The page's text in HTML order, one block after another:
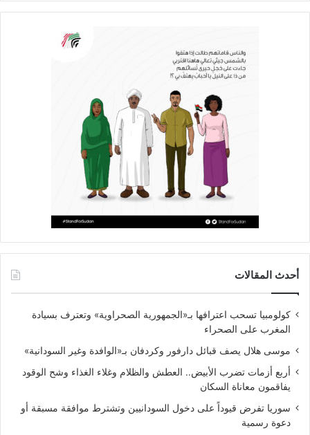
أحدث المقالات
كولومبيا تسحب اعترافها بـ«الجمهورية الصحراوية» وتعترف بسيادة
المغرب على الصحراء
موسى هلال يصف قبائل دارفور وكردفان بـ«الوافدة وغير السودانية»
أربع أزمات تضرب الأبيض.. العطش والظلام وغلاء الغذاء وشح الوقود
يفاقمون معاناة السكان
سوريا تفرض قيوداً على دخول السودانيين وتشترط موافقة مسبقة أو
دعوة رسمية